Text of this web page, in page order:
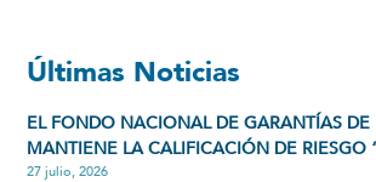
Últimas Noticias
EL FONDO NACIONAL DE GARANTÍAS DE
MANTIENE LA CALIFICACIÓN DE RIESGO
27 julio, 2026